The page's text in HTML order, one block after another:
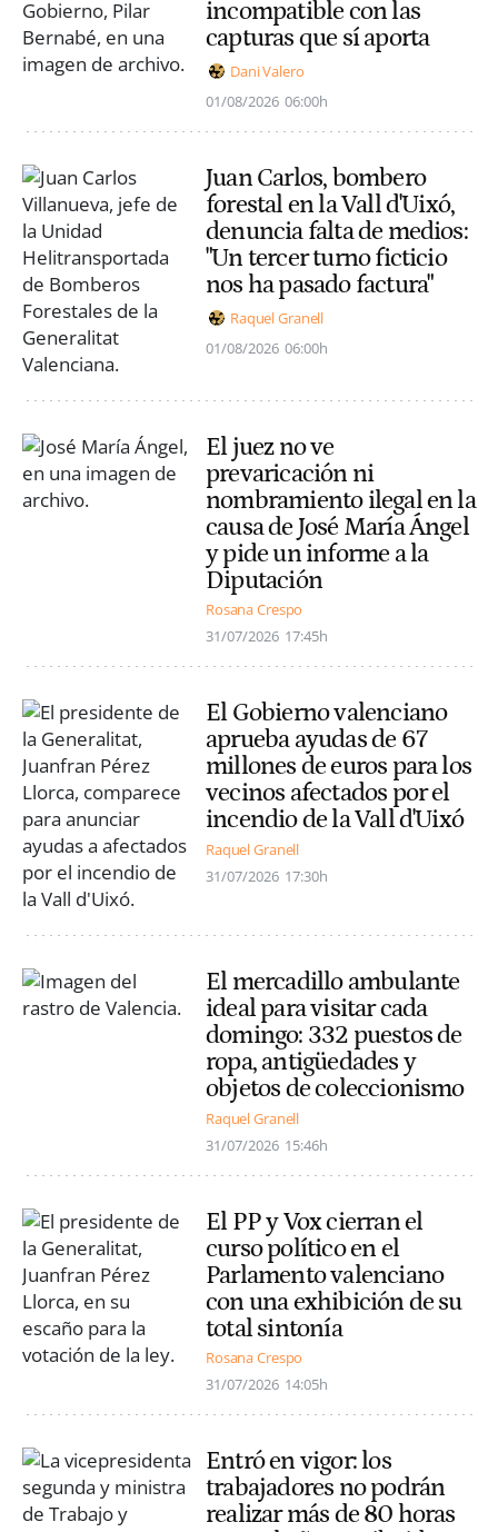
incompatible con las
capturas que sí aporta
Dani Valero
01/08/2026 06:00h
Juan Carlos, bombero
forestal en la Vall d'Uixó,
denuncia falta de medios:
"Un tercer turno ficticio
nos ha pasado factura"
Raquel Granell
01/08/2026 06:00h
El juez no ve
prevaricación ni
nombramiento ilegal en la
causa de José María Ángel
y pide un informe a la
Diputación
Rosana Crespo
31/07/2026 17:45h
El Gobierno valenciano
aprueba ayudas de 67
millones de euros para los
vecinos afectados por el
incendio de la Vall d'Uixó
Raquel Granell
31/07/2026 17:30h
El mercadillo ambulante
ideal para visitar cada
domingo: 332 puestos de
ropa, antigüedades y
objetos de coleccionismo
Raquel Granell
31/07/2026 15:46h
El PP y Vox cierran el
curso político en el
Parlamento valenciano
con una exhibición de su
total sintonía
Rosana Crespo
31/07/2026 14:05h
Entró en vigor: los
trabajadores no podrán
realizar más de 80 horas